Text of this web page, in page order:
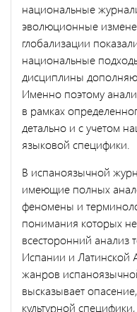
национальные
эволюционные
глобализации
национальные
дисциплины
Именно поэтому
в рамках
детально и с учетом
языковой специфики.
В испаноязычной
имеющие полных
феномены и
понимания которых
всесторонний анализ
Испании и Латинской
жанров
высказывает
культурной